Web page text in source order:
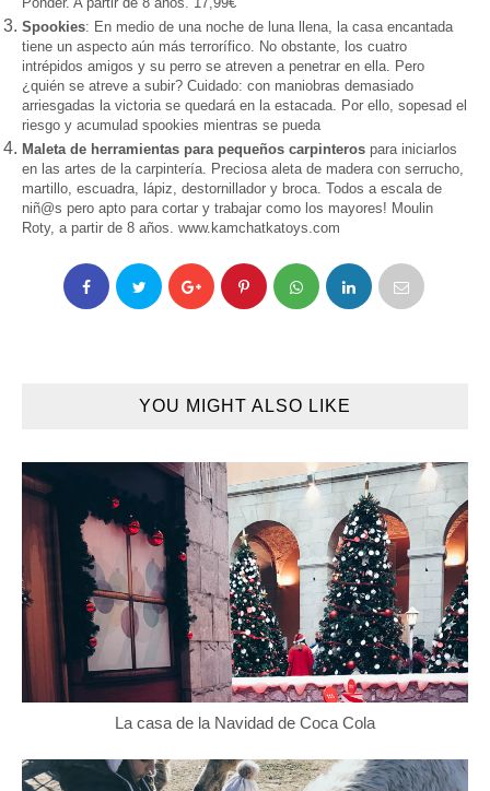
Spookies: En medio de una noche de luna llena, la casa encantada
tiene un aspecto aún más terrorífico. No obstante, los cuatro
intrépidos amigos y su perro se atreven a penetrar en ella. Pero
¿quién se atreve a subir? Cuidado: con maniobras demasiado
arriesgadas la victoria se quedará en la estacada. Por ello, sopesad el
riesgo y acumulad spookies mientras se pueda
Maleta de herramientas para pequeños carpinteros para iniciarlos
en las artes de la carpintería. Preciosa aleta de madera con serrucho,
martillo, escuadra, lápiz, destornillador y broca. Todos a escala de
niñ@s pero apto para cortar y trabajar como los mayores! Moulin
Roty, a partir de 8 años. www.kamchatkatoys.com
YOU MIGHT ALSO LIKE
La casa de la Navidad de Coca Cola